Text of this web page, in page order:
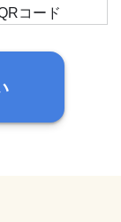
コード